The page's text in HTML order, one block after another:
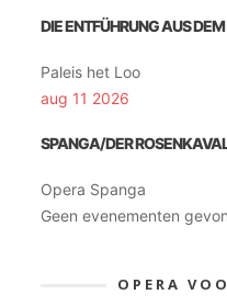
DIE ENTFÜHRUNG AUS
Paleis het Loo
aug 11 2026
SPANGA/DER
Opera Spanga
Geen evenementen
OPERA